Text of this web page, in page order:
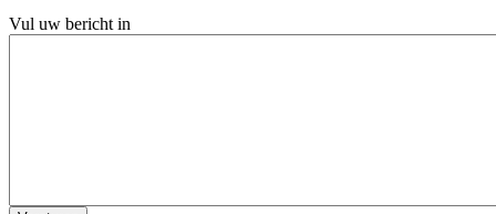
Vul uw bericht in